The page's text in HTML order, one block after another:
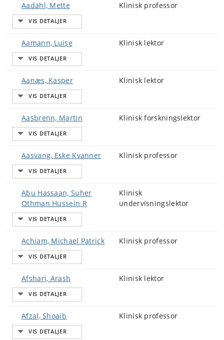
Aadahl, Mette Klinisk professor
Aamann, Luise Klinisk lektor
Aanæs, Kasper Klinisk lektor
Aasbrenn, Martin Klinisk forskningslektor
Aasvang, Eske Kvanner Klinisk professor
Abu Hassaan, Suher
Othman Hussein R
Klinisk
undervisningslektor
Achiam, Michael Patrick Klinisk professor
Afshari, Arash Klinisk lektor
Afzal, Shoaib Klinisk professor